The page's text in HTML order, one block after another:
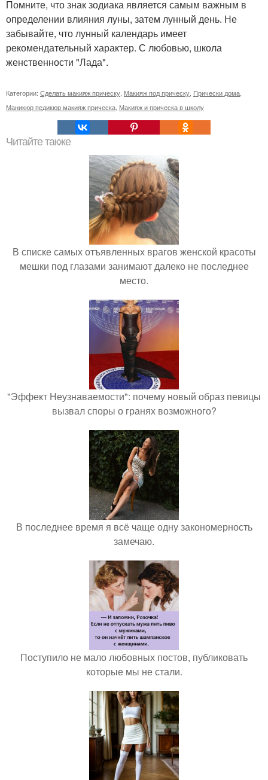
Помните, что знак зодиака является самым важным в
определении влияния луны, затем лунный день. Не
забывайте, что лунный календарь имеет
рекомендательный характер. С любовью, школа
женственности "Лада".
Категории: Сделать макияж прическу Макияж под прическу Прически дома
Маникюр педикюр макияж прическа Макияж и прическа в школу
Читайте также
В списке самых отъявленных врагов женской красоты
мешки под глазами занимают далеко не последнее
место.
"Эффект Неузнаваемости": почему новый образ певицы
вызвал споры о гранях возможного?
В последнее время я всё чаще одну закономерность
замечаю.
Поступило не мало любовных постов, публиковать
которые мы не стали.